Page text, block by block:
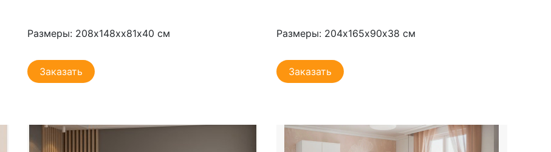
Размеры: 208х148хх81х40 см
Заказать
Размеры: 204х165х90х38 см
Заказать